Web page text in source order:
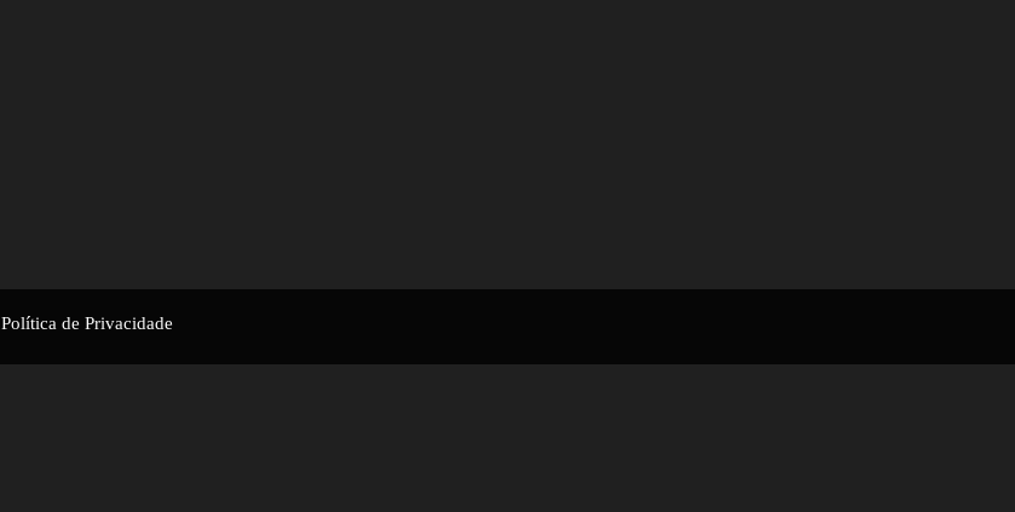
Política de Privacidade